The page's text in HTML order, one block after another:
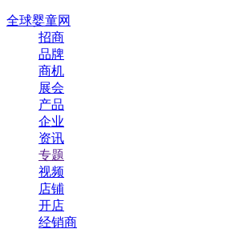
全球婴童网
招商
品牌
商机
展会
产品
企业
资讯
专题
视频
店铺
开店
经销商